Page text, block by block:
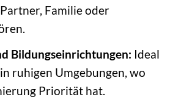
Familie oder
Bildungseinrichtungen: Ideal
ruhigen Umgebungen, wo
Priorität hat.